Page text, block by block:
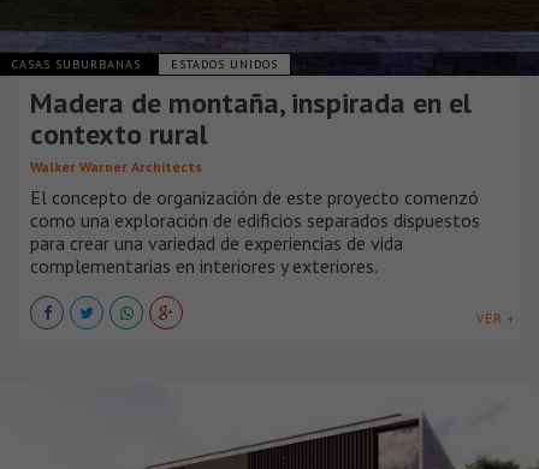
CASAS SUBURBANAS ESTADOS UNIDOS
Madera de montaña, inspirada en el
contexto rural
Walker Warner Architects
El concepto de organización de este proyecto comenzó
como una exploración de edificios separados dispuestos
para crear una variedad de experiencias de vida
complementarias en interiores y exteriores.
VER +